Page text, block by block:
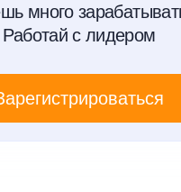
много
Работай с лидером